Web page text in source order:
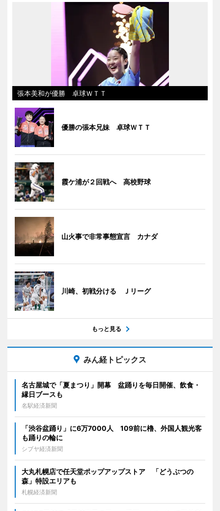
張本美和が優勝 卓球ＷＴＴ
優勝の張本兄妹 卓球ＷＴＴ
霞ケ浦が２回戦へ 高校野球
山火事で非常事態宣言 カナダ
川崎、初戦分ける Ｊリーグ
もっと見る
みん経トピックス
名古屋城で「夏まつり」開幕 盆踊りを毎日開催、飲食・
縁日ブースも
名駅経済新聞
「渋谷盆踊り」に6万7000人 109前に櫓、外国人観光客
も踊りの輪に
シブヤ経済新聞
大丸札幌店で任天堂ポップアップストア 「どうぶつの
森」特設エリアも
札幌経済新聞